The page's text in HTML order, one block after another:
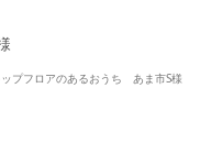
ップフロアのあるおうち あま市S様